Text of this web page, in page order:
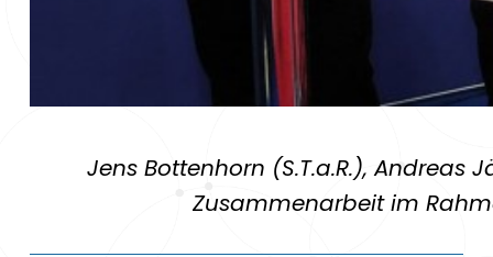
Jens Bottenhorn (S.T.a.R.), Andreas
Zusammenarbeit im